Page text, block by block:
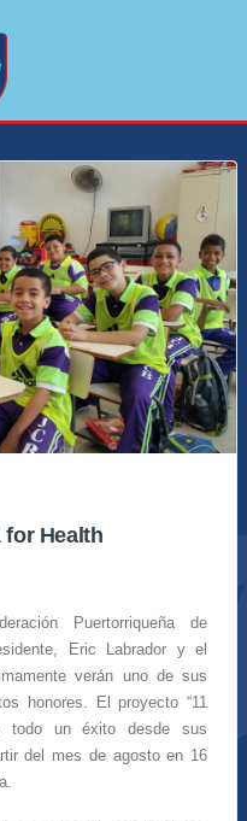
for Health
Puertorriqueña de
Eric Labrador y el
verán uno de sus
honores. El proyecto “11
todo un éxito desde sus
del mes de agosto en 16